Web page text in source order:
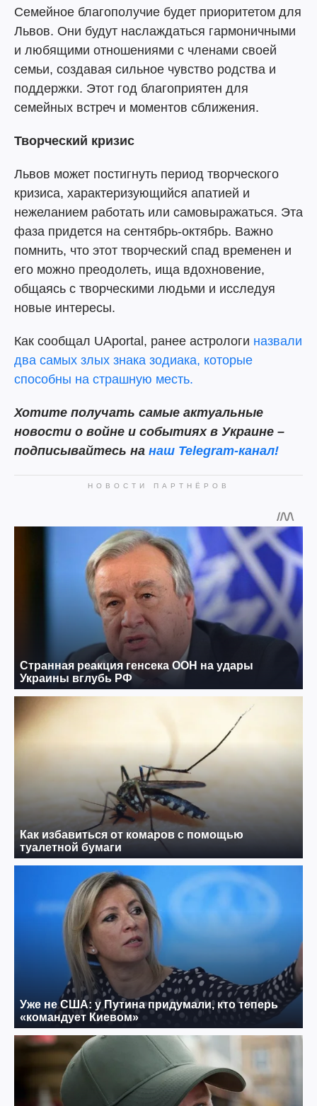
Семейное благополучие будет приоритетом для
Львов. Они будут наслаждаться гармоничными
и любящими отношениями с членами своей
семьи, создавая сильное чувство родства и
поддержки. Этот год благоприятен для
семейных встреч и моментов сближения.
Творческий кризис
Львов может постигнуть период творческого
кризиса, характеризующийся апатией и
нежеланием работать или самовыражаться. Эта
фаза придется на сентябрь-октябрь. Важно
помнить, что этот творческий спад временен и
его можно преодолеть, ища вдохновение,
общаясь с творческими людьми и исследуя
новые интересы.
Как сообщал UAportal, ранее астрологи назвали
два самых злых знака зодиака, которые
способны на страшную месть.
Хотите получать самые актуальные
новости о войне и событиях в Украине –
подписывайтесь на наш Telegram-канал!